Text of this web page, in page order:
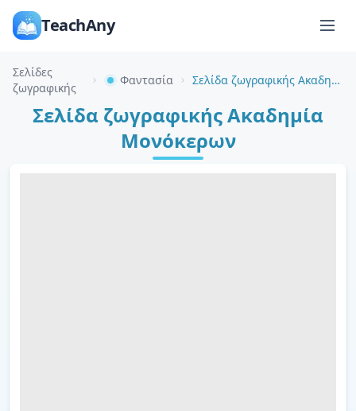
TeachAny
Σελίδες
ζωγραφικής
Φαντασία Σελίδα ζωγραφικής Ακαδημία Μονόκερων
Σελίδα ζωγραφικής Ακαδημία
Μονόκερων